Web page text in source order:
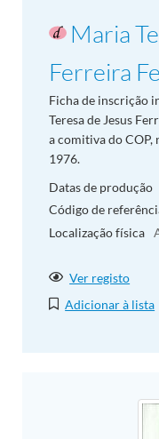
Maria
Ferreira
Ficha de inscrição
Teresa de Jesus
a comitiva do COP,
1976.
Datas de produção
Código de
Localização física
Ver registo
Adicionar à lista